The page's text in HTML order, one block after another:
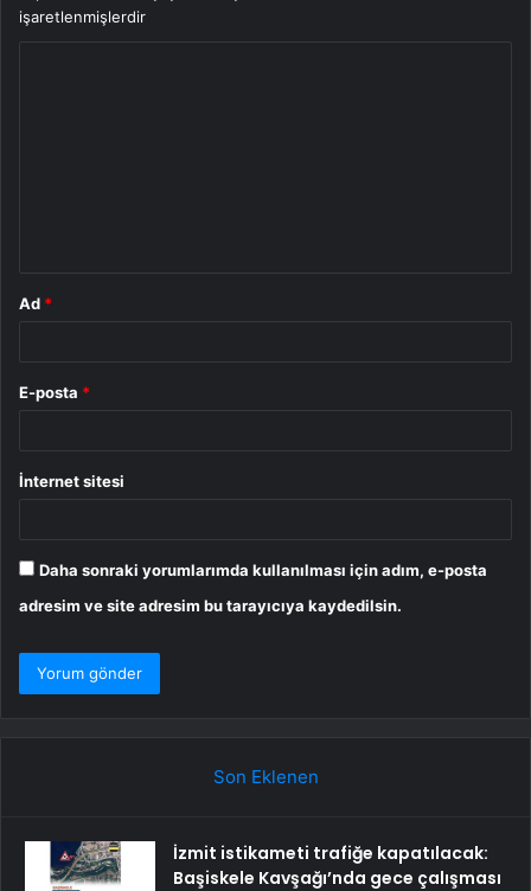
işaretlenmişlerdir
Ad *
E-posta *
İnternet sitesi
Daha sonraki yorumlarımda kullanılması için adım, e-posta
adresim ve site adresim bu tarayıcıya kaydedilsin.
Son Eklenen
İzmit istikameti trafiğe kapatılacak:
Başiskele Kavşağı’nda gece çalışması